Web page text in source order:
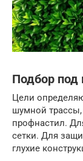
Подбор под
Цели
шумной
профнастил.
сетки. Для
глухие